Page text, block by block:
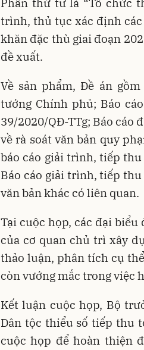
Phần thứ tư là “Tổ chức
trình, thủ tục xác định
khăn đặc thù giai đoạn
đề xuất.
Về sản phẩm, Đề án
tướng Chính phủ; Báo
39/2020/QĐ-TTg; Báo cáo
về rà soát văn bản quy
báo cáo giải trình, tiếp
Báo cáo giải trình, tiếp
văn bản khác có liên quan.
Tại cuộc họp, các đại
của cơ quan chủ trì xây
thảo luận, phân tích cụ
còn vướng mắc trong việc
Kết luận cuộc họp, Bộ
Dân tộc thiểu số tiếp thu
cuộc họp để hoàn thiện